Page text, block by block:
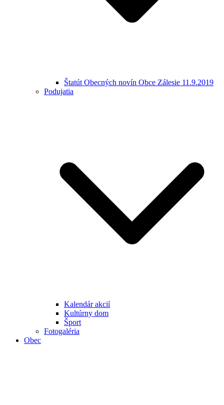
Štatút Obecných novín Obce Zálesie 11.9.2019
Podujatia
Kalendár akcií
Kultúrny dom
Šport
Fotogaléria
Obec